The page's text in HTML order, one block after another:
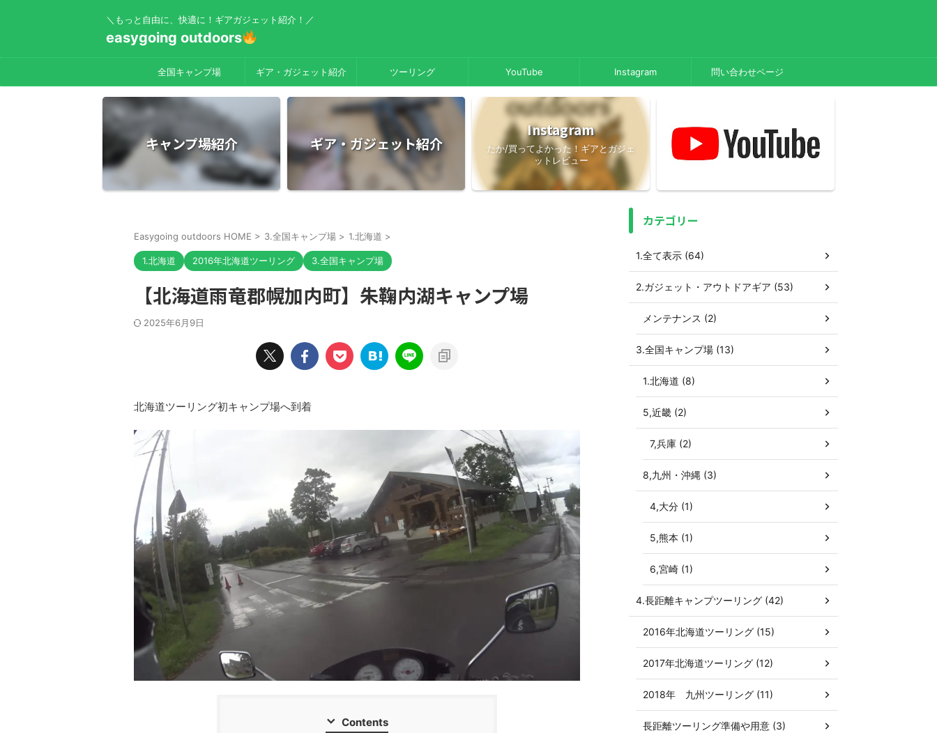
＼もっと自由に、快適に！ギアガジェット紹介！／
easygoing outdoors
全国キャンプ場 ギア・ガジェット紹介 ツーリング YouTube Instagram 問い合わせページ
キャンプ場紹介 ギア・ガジェット紹介
Instagram
たか/買ってよかった！ギアとガジェ
ットレビュー
Easygoing outdoors HOME > 3.全国キャンプ場 > 1.北海道 >
1.北海道 2016年北海道ツーリング 3.全国キャンプ場
【北海道雨竜郡幌加内町】朱鞠内湖キャンプ場
2025年6月9日
北海道ツーリング初キャンプ場へ到着
Contents
カテゴリー
1.全て表示 (64)
2.ガジェット・アウトドアギア (53)
メンテナンス (2)
3.全国キャンプ場 (13)
1.北海道 (8)
5,近畿 (2)
7,兵庫 (2)
8,九州・沖縄 (3)
4,大分 (1)
5,熊本 (1)
6,宮崎 (1)
4.長距離キャンプツーリング (42)
2016年北海道ツーリング (15)
2017年北海道ツーリング (12)
2018年 九州ツーリング (11)
長距離ツーリング準備や用意 (3)